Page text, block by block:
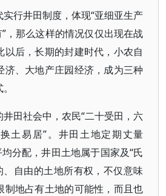
行井田制度，体现“亚细亚生产
，那么这样的情况仅仅出现在战
以后，长期的封建时代，小农自
济、大地产庄园经济，成为三种
田社会中，农民“二十受田，六
土易居”。井田土地定期丈量
分配，井田土地属于国家及“氏
、自由的土地所有权，不仅意味
制地占有土地的可能性，而且也